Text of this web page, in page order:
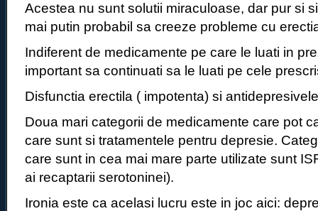
Acestea nu sunt solutii miraculoase, dar pur si
mai putin probabil sa creeze probleme cu
Indiferent de medicamente pe care le luati in
important sa continuati sa le luati pe cele
Disfunctia erectila ( impotenta) si
Doua mari categorii de medicamente care pot
care sunt si tratamentele pentru depresie.
care sunt in cea mai mare parte utilizate sunt
ai recaptarii serotoninei).
Ironia este ca acelasi lucru este in joc aici: